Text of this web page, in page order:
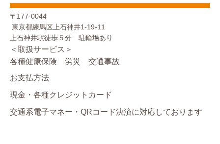
〒177-0044
東京都練馬区上石神井1-19-11
上石神井駅徒歩５分 駐輪場あり
＜取扱サービス＞
各種健康保険 労災 交通事故
お支払方法
現金・各種クレジットカード
交通系電子マネー・QRコード決済に対応しております